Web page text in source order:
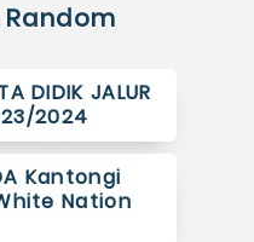
DIDIK JALUR
2024
Kantongi
Nation